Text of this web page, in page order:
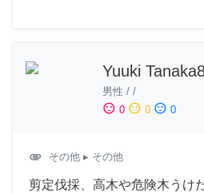
Yuuki
男性 / /
sentiment_satisfied 0 sentiment_neutral 0 sentiment_dissatisfied 0
attachment その他 ▸ その他
剪定伐採、高木や危険木うけ